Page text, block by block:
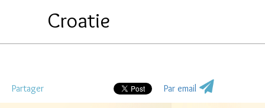
Croatie
Partager Par email